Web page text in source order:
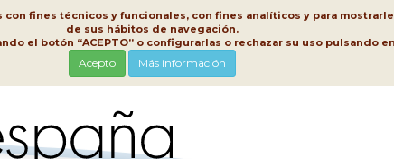
fines técnicos y funcionales, con fines analíticos y para
de sus hábitos de navegación.
el botón “ACEPTO” o configurarlas o rechazar su uso pulsando en
Acepto Más información